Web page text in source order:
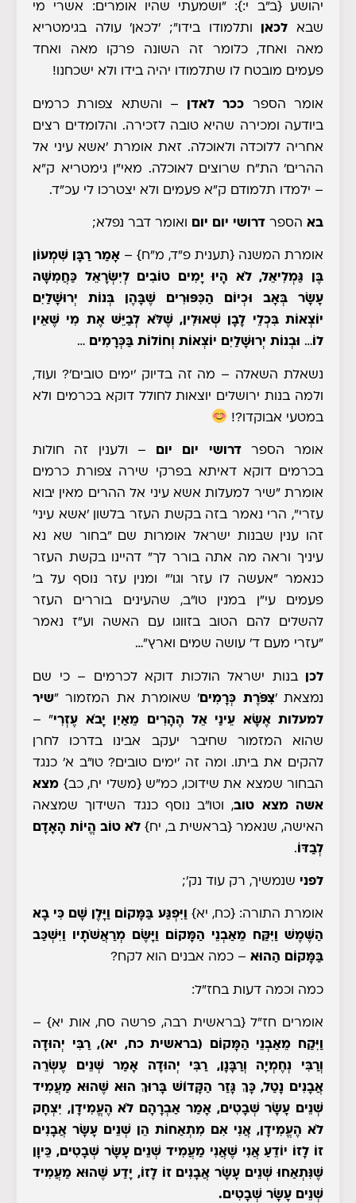
יהושע{ב"ב י:}: "ושמעתי שהיו אומרים: אשרי מי
שבא לכאן
ותלמודו בידו"; 'לכאן' עולה בגימטריא
מאה ואחד, כלומר זה השונה פרקו מאה ואחד
פעמים מובטח לו שתלמודו יהיה בידו ולא ישכחנו!
אומר הספר ככר לאדן
– והשתא צפורת כרמים
ביודעה ומכירה שהיא טובה לזכירה. והלומדים רצים
אחריה ללוכדה ולאוכלה. זאת אומרת 'אשא עיני אל
ההרים' הת"ח שרוצים לאוכלה. מאי"ן גימטריא ק"א
– ילמדו תלמודם ק"א פעמים ולא יצטרכו לי עכ"ד.
בא הספר דרושי יום יום ואומר דבר נפלא;
אומרת המשנה {תענית פ"ד, מ"ח} – אָמַר רַבָּן שִׁמְעוֹן
בֶּן גַּמְלִיאֵל, לֹא הָיוּ יָמִים טוֹבִים לְיִשְׂרָאֵל כַּחֲמִשָּׁה
עָשָׂר בְּאָב וּכְיוֹם הַכִּפּוּרִים
שֶׁבָּהֶן בְּנוֹת יְרוּשָׁלַיִם
יוֹצְאוֹת בִּכְלֵי לָבָן שְׁאוּלִין, שֶׁלֹּא לְבַיֵּשׁ אֶת מִי שֶׁאֵין
לוֹ… וּבְנוֹת יְרוּשָׁלַיִם יוֹצְאוֹת וְחוֹלוֹת בַּכְּרָמִים …
נשאלת השאלה – מה זה בדיוק 'ימים טובים'? ועוד,
ולמה בנות ירושלים יוצאות לחולל דוקא בכרמים ולא
במטעי אבוקדו?!
אומר הספרדרושי יום יום – ולענין זה חולות
בכרמים דוקא דאיתא בפרקי שירה צפורת כרמים
אומרת "שיר למעלות אשא עיני אל ההרים מאין יבוא
עזרי", הרי נאמר בזה בקשת העזר בלשון 'אשא עיני'
זהו ענין שבנות ישראל אומרות שם "בחור שא נא
עיניך וראה מה אתה בורר לך" דהיינו בקשת העזר
כנאמר "אעשה לו עזר וגו'" ומנין עזר נוסף על ב'
פעמים עי"ן במנין טו"ב, שהעינים בוררים העזר
להשלים להם הטוב בזווגו עם האשה וע"ז נאמר
"עזרי מעם ד' עושה שמים וארץ"…
לכן
בנות ישראל הולכות דוקא לכרמים – כי שם
נמצאת 'צִפֹּרֶת כְּרָמִים' שאומרת את המזמור "שיר
למעלות אֶשָּׂא עֵינַי אֵל הֶהָרִים מֵאַיִן יָבֹא עֶזְרִי" –
שהוא המזמור שחיבר יעקב אבינו בדרכו לחרן
להקים את ביתו. ומה זה 'ימים טובים? טו"ב א' כנגד
הבחור שמצא את שידוכו, כמ"ש{משלי יח, כב} מצא
אשה מצא טוב, וטו"ב נוסף כנגד השידוך שמצאה
האישה, שנאמר {בראשית ב, יח} לֹא טוֹב הֱיוֹת הָאָדָם
לְבַדּוֹ.
לפני שנמשיך, רק עוד נק';
אומרת התורה:{כח, יא} וַיִּפְגַּע בַּמָּקוֹם וַיָּלֶן שָׁם כִּי בָא
הַשֶּׁמֶשׁ וַיִּקַּח מֵאַבְנֵי הַמָּקוֹם וַיָּשֶׂם מְרַאֲשֹׁתָיו וַיִּשְׁכַּב
בַּמָּקוֹם הַהוּא – כמה אבנים הוא לקח?
כמה וכמה דעות בחז"ל:
אומרים חז"ל{בראשית רבה, פרשה סח, אות יא} –
וַיִּקַח מֵאַבְנֵי הַמָּקוֹם (בראשית כח, יא), רַבִּי יְהוּדָה
וְרַבִּי נְחֶמְיָה וְרַבָּנָן, רַבִּי יְהוּדָה אָמַר שְׁנֵים עֶשְׂרֵה
אֲבָנִים נָטַל, כָּךְ גָּזַר הַקָּדוֹשׁ בָּרוּךְ הוּא שֶׁהוּא מַעֲמִיד
שְׁנֵים עָשָׂר שְׁבָטִים, אָמַר אַבְרָהָם לֹא הֶעֱמִידָן, יִצְחָק
לֹא הֶעֱמִידָן, אֲנִי אִם מִתְאַחוֹת הֵן שְׁנֵים עָשָׂר אֲבָנִים
זוֹ לָזוֹ יוֹדֵעַ אֲנִי שֶׁאֲנִי מַעֲמִיד שְׁנֵים עָשָׂר שְׁבָטִים, כֵּיוָן
שֶׁנִּתְאַחוּ שְׁנֵים עָשָׂר אֲבָנִים זוֹ לָזוֹ, יָדַע שֶׁהוּא מַעֲמִיד
שְׁנֵים עָשָׂר שְׁבָטִים.